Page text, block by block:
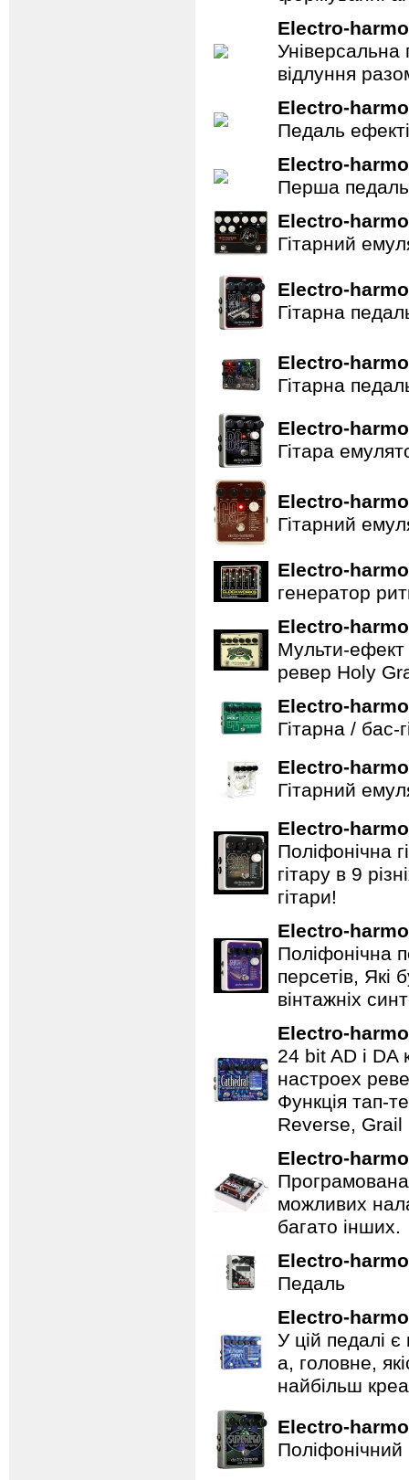
Electro-
Універсальна
відлуння
Electro-
Педаль
Electro-
Перша
Electro-
Гітарний
Electro-
Гітарна
Electro-
Гітарна
Electro-
Гітара
Electro-
Гітарний
Electro-
генератор
Electro-
Мульти-ефект
ревер Holy
Electro-
Гітарна / бас-
Electro-
Гітарний
Electro-
Поліфонічна
гітару в 9
гітари!
Electro-
Поліфонічна
персетів, Які
вінтажніх
Electro-
24 bit AD і
настроех
Функція тап-
Reverse, Grail
Electro-
можливих
багато інших.
Electro-
Педаль
Electro-
У цій педалі
а, головне,
найбільш
Electro-
Поліфонічний